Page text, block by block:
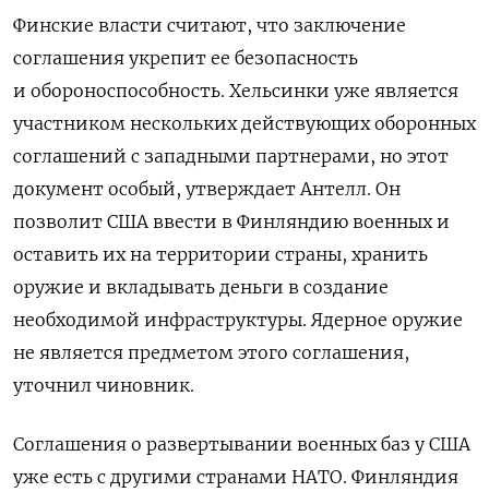
Финские власти считают, что заключение
соглашения укрепит ее безопасность
и обороноспособность. Хельсинки уже является
участником нескольких действующих оборонных
соглашений с западными партнерами, но этот
документ особый, утверждает Антелл. Он
позволит США ввести в Финляндию военных и
оставить их на территории страны, хранить
оружие и вкладывать деньги в создание
необходимой инфраструктуры. Ядерное оружие
не является предметом этого соглашения,
уточнил чиновник.
Соглашения о развертывании военных баз у США
уже есть с другими странами НАТО. Финляндия